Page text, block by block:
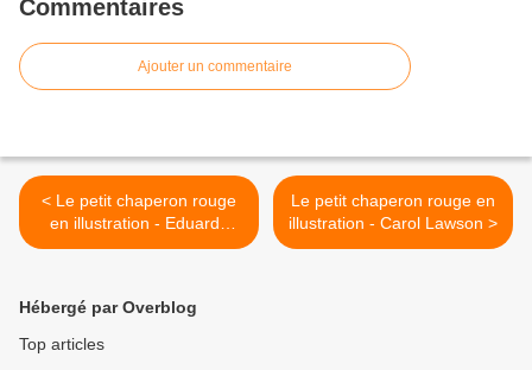
Commentaires
Ajouter un commentaire
< Le petit chaperon rouge
en illustration - Eduardo
Flores Marco
Le petit chaperon rouge en
illustration - Carol Lawson >
Hébergé par Overblog
Top articles